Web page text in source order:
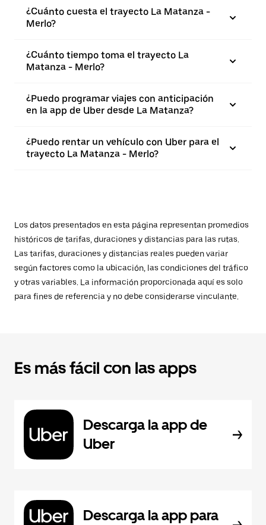
¿Cuánto cuesta el trayecto La Matanza -
Merlo?
¿Cuánto tiempo toma el trayecto La
Matanza - Merlo?
¿Puedo programar viajes con anticipación
en la app de Uber desde La Matanza?
¿Puedo rentar un vehículo con Uber para el
trayecto La Matanza - Merlo?
Los datos presentados en esta página representan promedios
históricos de tarifas, duraciones y distancias para las rutas.
Las tarifas, duraciones y distancias reales pueden variar
según factores como la ubicación, las condiciones del tráfico
y otras variables. La información proporcionada aquí es solo
para fines de referencia y no debe considerarse vinculante.
Es más fácil con las apps
Descarga la app de
Uber
Descarga la app para